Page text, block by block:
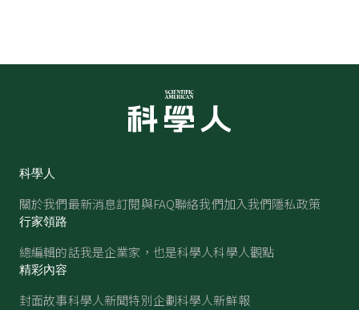
科學人
關於我們最新消息訂閱與FAQ聯絡我們加入我們隱私政策
行家領路
總編輯的話我是企業家，也是科學人科學人觀點
精彩內容
封面故事科學人新聞特別企劃科學人新鮮報